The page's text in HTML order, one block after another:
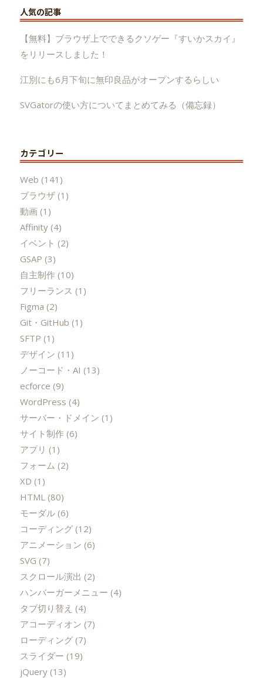
人気の記事
【無料】ブラウザ上でできるクソゲー『すいかスカイ』
をリリースしました！
江別にも6月下旬に無印良品がオープンするらしい
SVGatorの使い方についてまとめてみる（備忘録）
カテゴリー
Web (141)
ブラウザ(1)
動画 (1)
Affinity(4)
イベント (2)
GSAP (3)
自主制作(10)
フリーランス (1)
Figma (2)
Git・GitHub (1)
SFTP (1)
デザイン (11)
ノーコード・AI (13)
ecforce (9)
WordPress (4)
サーバー・ドメイン (1)
サイト制作(6)
アプリ (1)
フォーム (2)
XD (1)
HTML (80)
モーダル(6)
コーディング(12)
アニメーション (6)
SVG (7)
スクロール演出 (2)
ハンバーガーメニュー (4)
タブ切り替え (4)
アコーディオン (7)
ローディング(7)
スライダー (19)
jQuery(13)